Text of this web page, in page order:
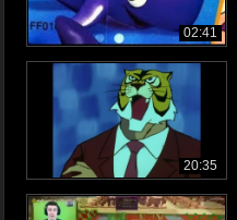
02:41
20:35